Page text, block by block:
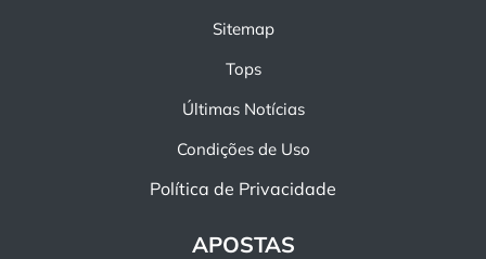
Sitemap
Tops
Últimas Notícias
Condições de Uso
Política de Privacidade
APOSTAS